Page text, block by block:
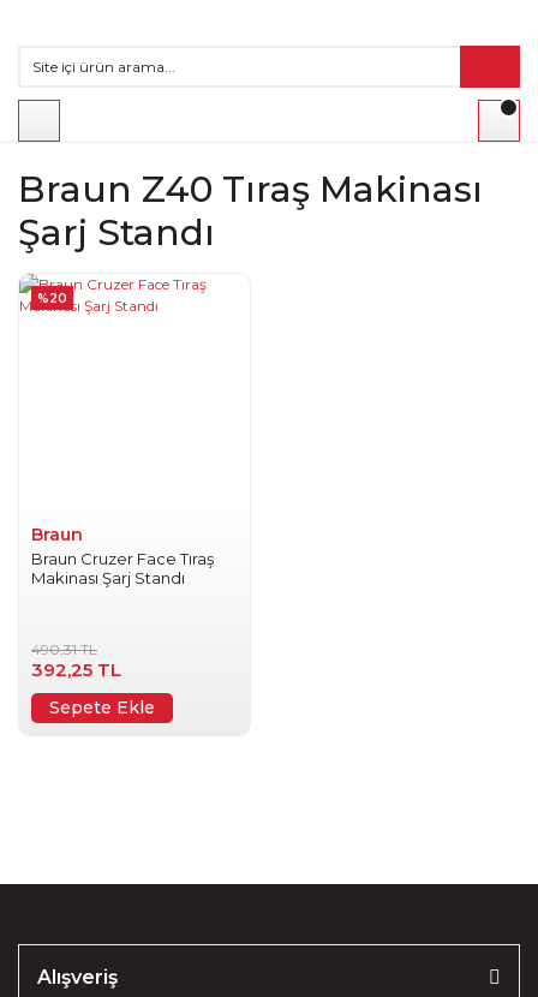
Braun Z40 Tıraş Makinası
Şarj Standı
%20
Braun
Braun Cruzer Face Tıraş
Makinası Şarj Standı
392,25 TL
490,31 TL
Sepete Ekle
Alışveriş